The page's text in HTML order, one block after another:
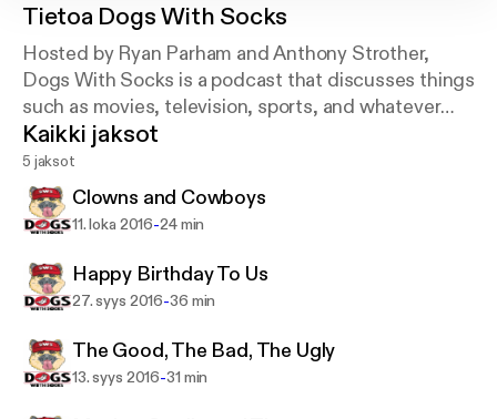
Tietoa Dogs With Socks
Hosted by Ryan Parham and Anthony Strother,
Dogs With Socks is a podcast that discusses things
such as movies, television, sports, and whatever
else life brings to the table. We hope that you enjoy
what we have to say!
Kaikki jaksot
5 jaksot
Clowns and Cowboys
11. loka 2016-24 min
Happy Birthday To Us
27. syys 2016-36 min
The Good, The Bad, The Ugly
13. syys 2016-31 min